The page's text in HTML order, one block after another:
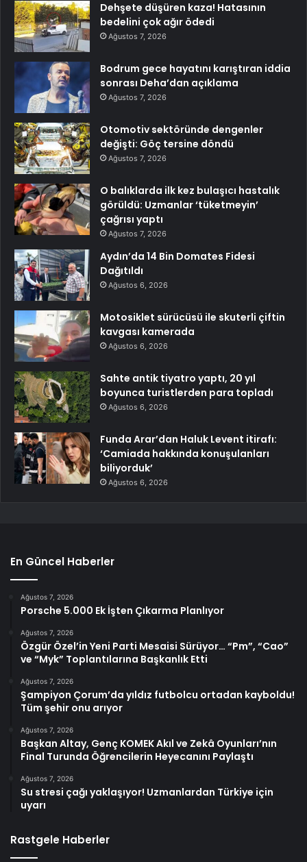
Dehşete düşüren kaza! Hatasının
bedelini çok ağır ödedi
Ağustos 7, 2026
Bodrum gece hayatını karıştıran iddia
sonrası Deha’dan açıklama
Ağustos 7, 2026
Otomotiv sektöründe dengenler
değişti: Göç tersine döndü
Ağustos 7, 2026
O balıklarda ilk kez bulaşıcı hastalık
görüldü: Uzmanlar ‘tüketmeyin’
çağrısı yaptı
Ağustos 7, 2026
Aydın’da 14 Bin Domates Fidesi
Dağıtıldı
Ağustos 6, 2026
Motosiklet sürücüsü ile skuterli çiftin
kavgası kamerada
Ağustos 6, 2026
Sahte antik tiyatro yaptı, 20 yıl
boyunca turistlerden para topladı
Ağustos 6, 2026
Funda Arar’dan Haluk Levent itirafı:
‘Camiada hakkında konuşulanları
biliyorduk’
Ağustos 6, 2026
En Güncel Haberler
Ağustos 7, 2026
Porsche 5.000 Ek İşten Çıkarma Planlıyor
Ağustos 7, 2026
Özgür Özel’in Yeni Parti Mesaisi Sürüyor… “Pm”, “Cao”
ve “Myk” Toplantılarına Başkanlık Etti
Ağustos 7, 2026
Şampiyon Çorum’da yıldız futbolcu ortadan kayboldu!
Tüm şehir onu arıyor
Ağustos 7, 2026
Başkan Altay, Genç KOMEK Akıl ve Zekâ Oyunları’nın
Final Turunda Öğrencilerin Heyecanını Paylaştı
Ağustos 7, 2026
Su stresi çağı yaklaşıyor! Uzmanlardan Türkiye için
uyarı
Rastgele Haberler